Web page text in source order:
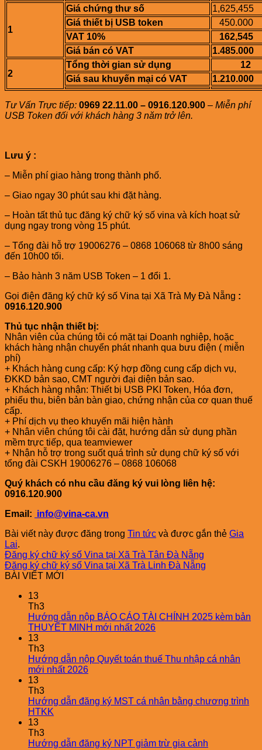
1
Giá chứng thư số
1,625,455
Giá thiết bị USB token
450.000
VAT 10%
162,545
Giá bán có VAT
1.485.000
2
Tổng thời gian sử dụng
12
Giá sau khuyến mại có VAT
1.210.000
Tư Vấn Trực tiếp: 0969 22.11.00 – 0916.120.900 – Miễn phí
USB Token đối với khách hàng 3 năm trở lên.
Lưu ý :
– Miễn phí giao hàng trong thành phố.
– Giao ngay 30 phút sau khi đặt hàng.
– Hoàn tất thủ tục đăng ký chữ ký số vina và kích hoạt sử
dụng ngay trong vòng 15 phút.
– Tổng đài hỗ trợ 19006276 – 0868 106068 từ 8h00 sáng
đến 10h00 tối.
– Bảo hành 3 năm USB Token – 1 đổi 1.
Gọi điện đăng ký chữ ký số Vina tại Xã Trà My Đà Nẵng :
0916.120.900
Thủ tục nhận thiết bị:
Nhân viên của chúng tôi có mặt tại Doanh nghiệp, hoặc
khách hàng nhận chuyển phát nhanh qua bưu điện ( miễn
phí)
+ Khách hàng cung cấp: Ký hợp đồng cung cấp dịch vụ,
ĐKKD bản sao, CMT người đại diện bản sao.
+ Khách hàng nhận: Thiết bị USB PKI Token, Hóa đơn,
phiếu thu, biên bản bàn giao, chứng nhận của cơ quan thuế
cấp.
+ Phí dịch vụ theo khuyến mãi hiện hành
+ Nhân viên chúng tôi cài đặt, hướng dẫn sử dụng phần
mềm trực tiếp, qua teamviewer
+ Nhận hỗ trợ trong suốt quá trình sử dụng chữ ký số với
tổng đài CSKH 19006276 – 0868 106068
Quý khách có nhu cầu đăng ký vui lòng liên hệ:
0916.120.900
Email: info@vina-ca.vn
Bài viết này được đăng trong Tin tức và được gắn thẻ Gia
Lai.
Đăng ký chữ ký số Vina tại Xã Trà Tân Đà Nẵng
Đăng ký chữ ký số Vina tại Xã Trà Linh Đà Nẵng
BÀI VIẾT MỚI
13
Th3
Hướng dẫn nộp BÁO CÁO TÀI CHÍNH 2025 kèm bản
THUYẾT MINH mới nhất 2026
13
Th3
Hướng dẫn nộp Quyết toán thuế Thu nhập cá nhân
mới nhất 2026
13
Th3
Hướng dẫn đăng ký MST cá nhân bằng chương trình
HTKK
13
Th3
Hướng dẫn đăng ký NPT giảm trừ gia cảnh